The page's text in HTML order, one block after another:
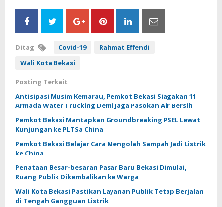
Ditag Covid-19
Rahmat Effendi
Wali Kota Bekasi
Posting Terkait
Antisipasi Musim Kemarau, Pemkot Bekasi Siagakan 11
Armada Water Trucking Demi Jaga Pasokan Air Bersih
Pemkot Bekasi Mantapkan Groundbreaking PSEL Lewat
Kunjungan ke PLTSa China
Pemkot Bekasi Belajar Cara Mengolah Sampah Jadi Listrik
ke China
Penataan Besar-besaran Pasar Baru Bekasi Dimulai,
Ruang Publik Dikembalikan ke Warga
Wali Kota Bekasi Pastikan Layanan Publik Tetap Berjalan
di Tengah Gangguan Listrik